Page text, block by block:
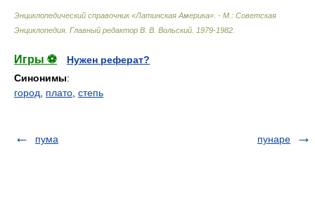
Энциклопедический справочник «Латинская Америка». - М.: Советская
Энциклопедия Главный редактор В. В. Вольский 1979-1982
Игры ⚽
Нужен реферат?
Синонимы:
город
плато степь
пума пунаре